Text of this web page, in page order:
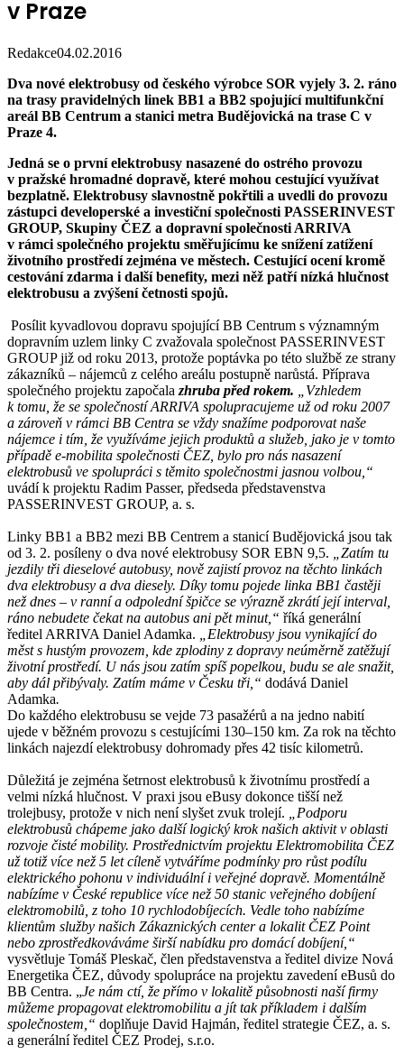
v Praze
Redakce04.02.2016
Dva nové elektrobusy od českého výrobce SOR vyjely 3. 2. ráno
na trasy pravidelných linek BB1 a BB2 spojující multifunkční
areál BB Centrum a stanici metra Budějovická na trase C v
Praze 4.
Jedná se o první elektrobusy nasazené do ostrého provozu
v pražské hromadné dopravě, které mohou cestující využívat
bezplatně. Elektrobusy slavnostně pokřtili a uvedli do provozu
zástupci developerské a investiční společnosti PASSERINVEST
GROUP, Skupiny ČEZ a dopravní společnosti ARRIVA
v rámci společného projektu směřujícímu ke snížení zatížení
životního prostředí zejména ve městech. Cestující ocení kromě
cestování zdarma i další benefity, mezi něž patří nízká hlučnost
elektrobusu a zvýšení četnosti spojů.
Posílit kyvadlovou dopravu spojující BB Centrum s významným
dopravním uzlem linky C zvažovala společnost PASSERINVEST
GROUP již od roku 2013, protože poptávka po této službě ze strany
zákazníků – nájemců z celého areálu postupně narůstá. Příprava
společného projektu započala zhruba před rokem.
„Vzhledem
k tomu, že se společností ARRIVA spolupracujeme už od roku 2007
a zároveň v rámci BB Centra se vždy snažíme podporovat naše
nájemce i tím, že využíváme jejich produktů a služeb, jako je v tomto
případě e-mobilita společnosti ČEZ, bylo pro nás nasazení
elektrobusů ve spolupráci s těmito společnostmi jasnou volbou,“
uvádí k projektu Radim Passer, předseda představenstva
PASSERINVEST GROUP, a. s.
Linky BB1 a BB2 mezi BB Centrem a stanicí Budějovická jsou tak
od 3. 2. posíleny o dva nové elektrobusy SOR EBN 9,5.
„Zatím tu
jezdily tři dieselové autobusy, nově zajistí provoz na těchto linkách
dva elektrobusy a dva diesely. Díky tomu pojede linka BB1 častěji
než dnes – v ranní a odpolední špičce se výrazně zkrátí její interval,
ráno nebudete čekat na autobus ani pět minut,“ říká generální
ředitel ARRIVA Daniel Adamka. „Elektrobusy jsou vynikající do
měst s hustým provozem, kde zplodiny z dopravy neúměrně zatěžují
životní prostředí. U nás jsou zatím spíš popelkou, budu se ale snažit,
aby dál přibývaly. Zatím máme v Česku tři,“ dodává Daniel
Adamka.
Do každého elektrobusu se vejde 73 pasažérů a na jedno nabití
ujede v běžném provozu s cestujícími 130–150 km. Za rok na těchto
linkách najezdí elektrobusy dohromady přes 42 tisíc kilometrů.
Důležitá je zejména šetrnost elektrobusů k životnímu prostředí a
velmi nízká hlučnost. V praxi jsou eBusy dokonce tišší než
trolejbusy, protože v nich není slyšet zvuk trolejí.
„Podporu
elektrobusů chápeme jako další logický krok našich aktivit v oblasti
rozvoje čisté mobility. Prostřednictvím projektu Elektromobilita ČEZ
už totiž více než 5 let cíleně vytváříme podmínky pro růst podílu
elektrického pohonu v individuální i veřejné dopravě. Momentálně
nabízíme v České republice více než 50 stanic veřejného dobíjení
elektromobilů, z toho 10 rychlodobíjecích. Vedle toho nabízíme
klientům služby našich Zákaznických center a lokalit ČEZ Point
nebo zprostředkováváme širší nabídku pro domácí dobíjení,“
vysvětluje Tomáš Pleskač, člen představenstva a ředitel divize Nová
Energetika ČEZ, důvody spolupráce na projektu zavedení eBusů do
BB Centra. „Je nám ctí, že přímo v lokalitě působnosti naší firmy
můžeme propagovat elektromobilitu a jít tak příkladem i dalším
společnostem,“ doplňuje David Hajmán, ředitel strategie ČEZ, a. s.
a generální ředitel ČEZ Prodej, s.r.o.